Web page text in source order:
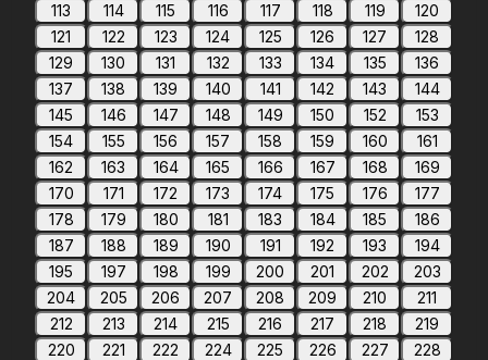
113
114 115 116 117 118 119
120
121
122 123 124 125 126 127
128
129
130 131 132 133 134 135
136
137
138 139 140 141 142 143
144
145
146 147 148 149 150 152
153
154
155 156 157 158 159 160
161
162
163 164 165 166 167 168
169
170
171 172 173 174 175 176
177
178
179 180 181 183 184 185
186
187
188 189 190 191 192 193
194
195
197 198 199 200 201 202
203
204
205 206 207 208 209 210
211
212
213 214 215 216 217 218
219
220
221 222 224 225 226 227
228